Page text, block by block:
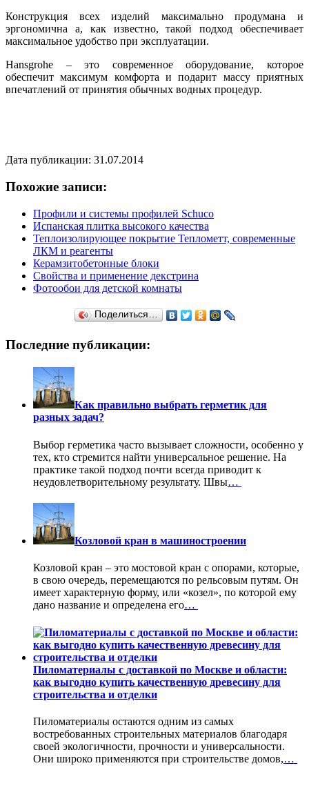
Конструкция всех изделий максимально продумана и
эргономична а, как известно, такой подход обеспечивает
максимальное удобство при эксплуатации.
Hansgrohe – это современное оборудование, которое
обеспечит максимум комфорта и подарит массу приятных
впечатлений от принятия обычных водных процедур.
Дата публикации: 31.07.2014
Похожие записи:
Профили и системы профилей Schuco
Испанская плитка высокого качества
Теплоизолирующее покрытие Теплометт, современные
ЛКМ и реагенты
Керамзитобетонные блоки
Свойства и применение декстрина
Фотообои для детской комнаты
Поделиться…
Последние публикации:
Как правильно выбрать герметик для
разных задач?
Выбор герметика часто вызывает сложности, особенно у
тех, кто стремится найти универсальное решение. На
практике такой подход почти всегда приводит к
неудовлетворительному результату. Швы…
Козловой кран в машиностроении
Козловой кран – это мостовой кран с опорами, которые,
в свою очередь, перемещаются по рельсовым путям. Он
имеет характерную форму, или «козел», по которой ему
дано название и определена его…
Пиломатериалы с доставкой по Москве и области:
как выгодно купить качественную древесину для
строительства и отделки
Пиломатериалы остаются одним из самых
востребованных строительных материалов благодаря
своей экологичности, прочности и универсальности.
Они широко применяются при строительстве домов,…